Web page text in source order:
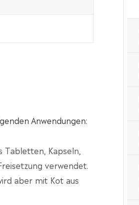
Anwendungen:
Kapseln,
verwendet.
aber mit Kot aus